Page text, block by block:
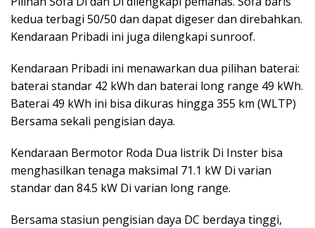
kedua terbagi 50/50 dan dapat digeser dan direbahkan.
Kendaraan Pribadi ini juga dilengkapi sunroof.
Kendaraan Pribadi ini menawarkan dua pilihan baterai:
baterai standar 42 kWh dan baterai long range 49 kWh.
Baterai 49 kWh ini bisa dikuras hingga 355 km (WLTP)
Bersama sekali pengisian daya.
Kendaraan Bermotor Roda Dua listrik Di Inster bisa
menghasilkan tenaga maksimal 71.1 kW Di varian
standar dan 84.5 kW Di varian long range.
Bersama stasiun pengisian daya DC berdaya tinggi,